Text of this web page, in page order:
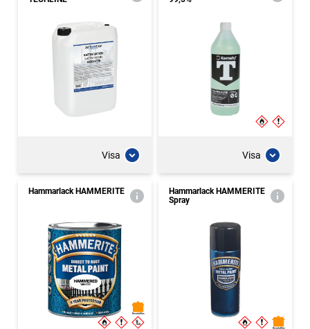
Visa Visa
Hammarlack HAMMERITE
Hammarlack HAMMERITE
Spray